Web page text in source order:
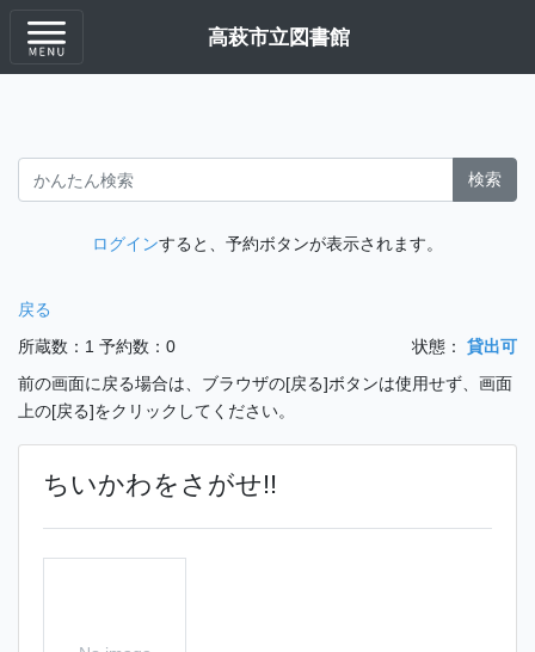
高萩市立図書館
検索
ログインすると、予約ボタンが表示されます。
戻る
所蔵数：1 予約数：0 状態：
貸出可
前の画面に戻る場合は、ブラウザの[戻る]ボタンは使用せず、画面
上の[戻る]をクリックしてください。
ちいかわをさがせ!!